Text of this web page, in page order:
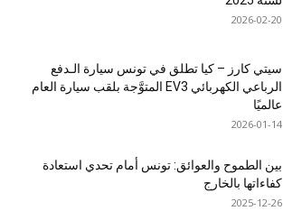
2026-02-20
سيتي كارز – كيا تطلق في تونس سيارة الـدفع
الرباعي الكهربائي EV3 المتوَّجة بلقب سيارة العام
عالميًا
2026-01-14
بين الطموح والعوائق: تونس أمام تحدي استعادة
كفاءاتها بالخارج
2025-12-26